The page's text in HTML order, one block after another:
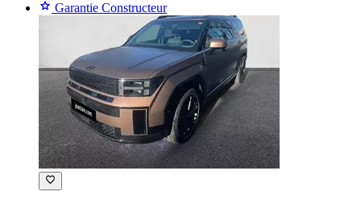
Garantie Constructeur